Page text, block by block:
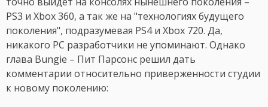
PS3 и Xbox 360, а так же на "технологиях будущего
поколения", подразумевая PS4 и Xbox 720. Да,
никакого PC разработчики не упоминают. Однако
глава Bungie – Пит Парсонс решил дать
комментарии относительно приверженности студии
к новому поколению: